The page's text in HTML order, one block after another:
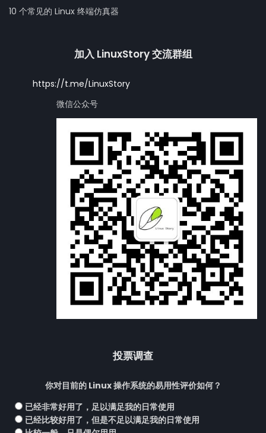
10 个常见的 Linux 终端仿真器
加入 LinuxStory 交流群组
https://t.me/LinuxStory
微信公众号
投票调查
你对目前的 Linux 操作系统的易用性评价如何？
已经非常好用了，足以满足我的日常使用
已经比较好用了，但是不足以满足我的日常使用